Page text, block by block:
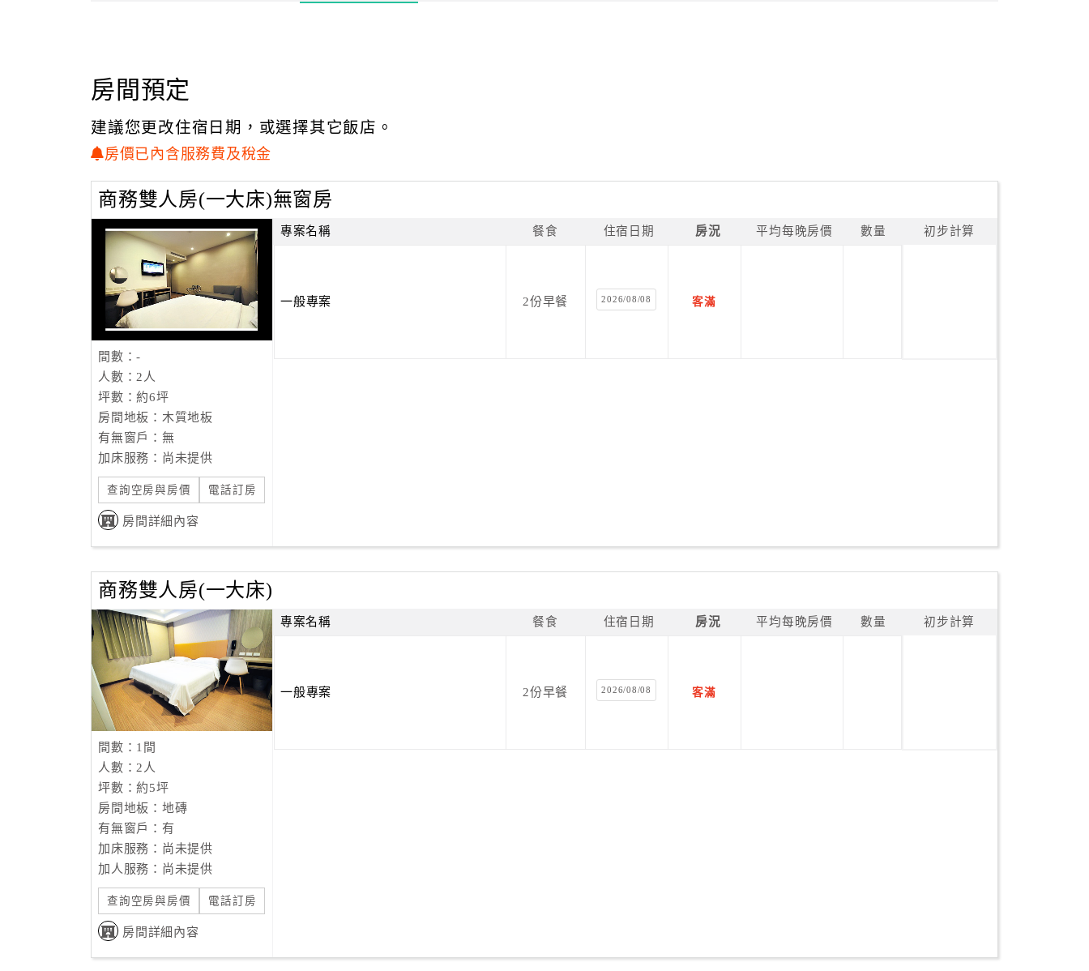
在客房內所使用之個人用品，都有最貼心的考量。
房間預定
建議您更改住宿日期，或選擇其它飯店。
房價已內含服務費及稅金
商務雙人房(一大床)無窗房
間數：-
人數：2人
坪數：約6坪
房間地板：木質地板
有無窗戶：無
加床服務：尚未提供
查詢空房與房價 電話訂房
房間詳細內容
專案名稱 餐食 住宿日期 房況 平均每晚房價 數量 初步計算
一般專案 2份早餐 2026/08/08 客滿
商務雙人房(一大床)
間數：1間
人數：2人
坪數：約5坪
房間地板：地磚
有無窗戶：有
加床服務：尚未提供
加人服務：尚未提供
查詢空房與房價 電話訂房
房間詳細內容
專案名稱 餐食 住宿日期 房況 平均每晚房價 數量 初步計算
一般專案 2份早餐 2026/08/08 客滿